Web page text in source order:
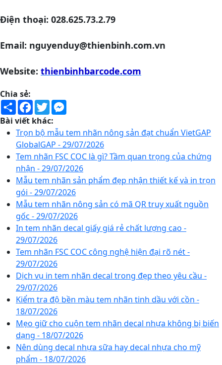
Điện thoại: 028.625.73.2.79
Email: nguyenduy@thienbinh.com.vn
Website: thienbinhbarcode.com
Chia sẻ:
ShareFacebook
Twitter
Bài viết khác:
Trọn bộ mẫu tem nhãn nông sản đạt chuẩn VietGAP
GlobalGAP - 29/07/2026
Tem nhãn FSC COC là gì? Tầm quan trọng của chứng
nhận - 29/07/2026
Mẫu tem nhãn sản phẩm đẹp nhận thiết kế và in trọn
gói - 29/07/2026
Mẫu tem nhãn nông sản có mã QR truy xuất nguồn
gốc - 29/07/2026
In tem nhãn decal giấy giá rẻ chất lượng cao -
29/07/2026
Tem nhãn FSC COC công nghệ hiện đại rõ nét -
29/07/2026
Dịch vụ in tem nhãn decal trong đẹp theo yêu cầu -
29/07/2026
Kiểm tra độ bền màu tem nhãn tinh dầu với cồn -
18/07/2026
Mẹo giữ cho cuộn tem nhãn decal nhựa không bị biến
dạng - 18/07/2026
Nên dùng decal nhựa sữa hay decal nhựa cho mỹ
phẩm - 18/07/2026